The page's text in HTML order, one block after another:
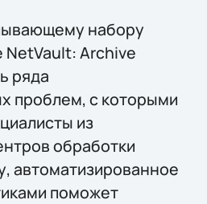
набору
Archive
ряда
проблем, с которыми
из
обработки
автоматизированное
поможет